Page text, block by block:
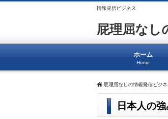
情報発信ビジネス
屁理屈なし
ホーム
Home
屁理屈なしの情報発信ビジネ
日本人の